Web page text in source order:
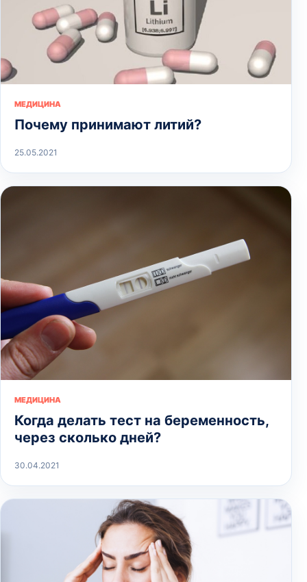
МЕДИЦИНА
Почему принимают литий?
25.05.2021
МЕДИЦИНА
Когда делать тест на беременность,
через сколько дней?
30.04.2021